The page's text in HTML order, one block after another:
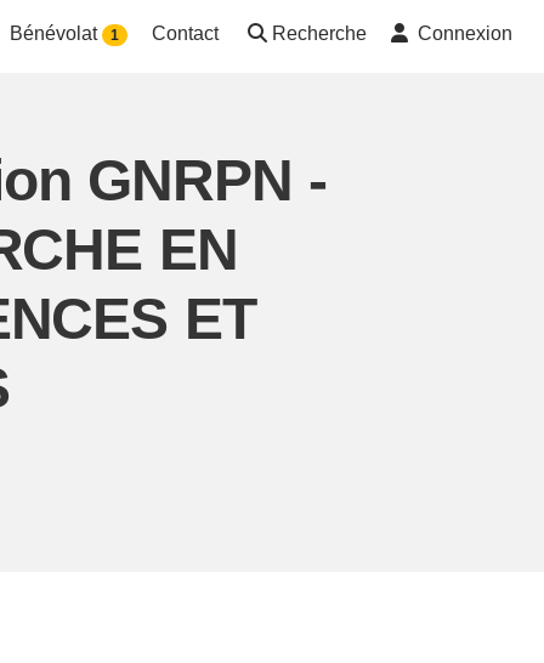
Bénévolat 1 Contact Recherche Connexion
GNRPN -
EN
ET